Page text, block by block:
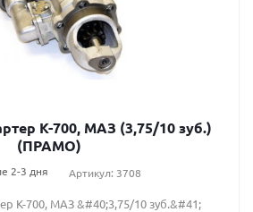
К-700, МАЗ (3,75/10 зуб.)
(ПРАМО)
2-3 дня Артикул: 3708
К-700, МАЗ &#40;3,75/10 зуб.&#41;